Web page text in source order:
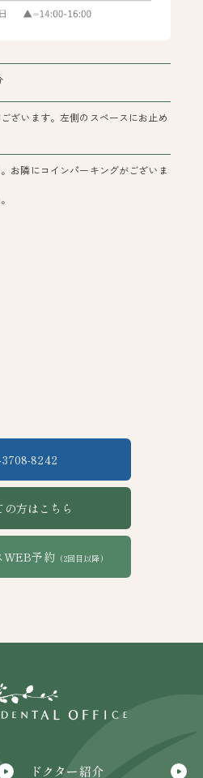
ざいます。左側のスペースにお止め
お隣にコインパーキングがございま
8242
の方はこちら
WEB予約（2回目以降）
ドクター紹介